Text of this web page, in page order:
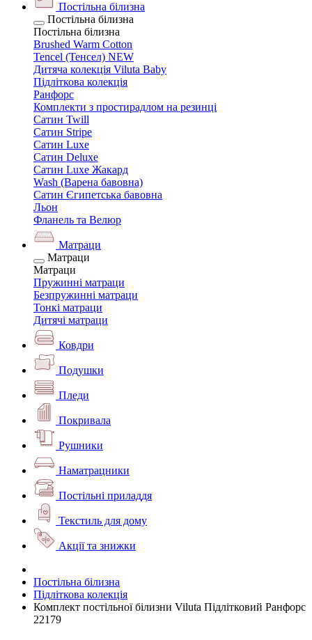
Постільна білизна
Постільна білизна
Постільна білизна
Brushed Warm Cotton
Tencel (Тенсел) NEW
Дитяча колекція Viluta Baby
Підліткова колекція
Ранфорс
Комплекти з простирадлом на резинці
Сатин Twill
Сатин Stripe
Сатин Luxe
Сатин Deluxe
Сатин Luxe Жакард
Wash (Варена бавовна)
Сатин Єгипетська бавовна
Льон
Фланель та Велюр
Матраци
Матраци
Матраци
Пружинні матраци
Безпружинні матраци
Тонкі матраци
Дитячі матраци
Ковдри
Подушки
Пледи
Покривала
Рушники
Наматрацники
Постільні приладдя
Текстиль для дому
Акції та знижки
Постільна білизна
Підліткова колекція
Комплект постільної білизни Viluta Підлітковий Ранфорс
22179